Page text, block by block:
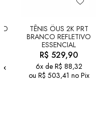
TÊNIS ÖUS 2K PRT
BRANCO REFLETIVO
ESSENCIAL
R$ 529,90
6x de R$ 88,32
ou R$ 503,41 no Pix